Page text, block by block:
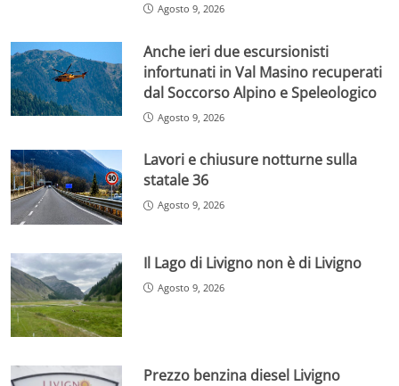
Agosto 9, 2026
Anche ieri due escursionisti
infortunati in Val Masino recuperati
dal Soccorso Alpino e Speleologico
Agosto 9, 2026
Lavori e chiusure notturne sulla
statale 36
Agosto 9, 2026
Il Lago di Livigno non è di Livigno
Agosto 9, 2026
Prezzo benzina diesel Livigno